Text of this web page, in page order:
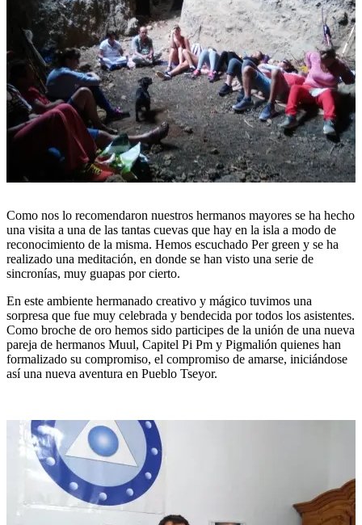
Como nos lo recomendaron nuestros hermanos mayores se ha hecho
una visita a una de las tantas cuevas que hay en la isla a modo de
reconocimiento de la misma. Hemos escuchado Per green y se ha
realizado una meditación, en donde se han visto una serie de
sincronías, muy guapas por cierto.
En este ambiente hermanado creativo y mágico tuvimos una
sorpresa que fue muy celebrada y bendecida por todos los asistentes.
Como broche de oro hemos sido participes de la unión de una nueva
pareja de hermanos Muul, Capitel Pi Pm y Pigmalión quienes han
formalizado su compromiso, el compromiso de amarse, iniciándose
así una nueva aventura en Pueblo Tseyor.